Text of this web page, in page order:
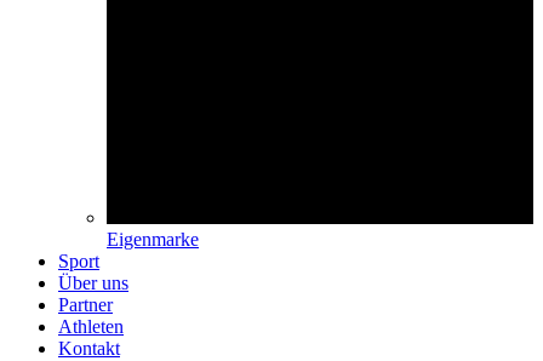
Eigenmarke
Sport
Über uns
Partner
Athleten
Kontakt